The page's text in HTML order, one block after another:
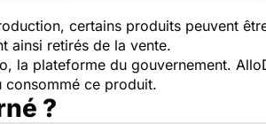
certains produits peuvent
ainsi retirés de la vente.
la plateforme du gouvernement.
ce produit.
?